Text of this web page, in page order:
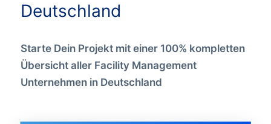
Deutschland
Starte Dein Projekt mit einer 100% kompletten
Übersicht aller Facility Management
Unternehmen in Deutschland